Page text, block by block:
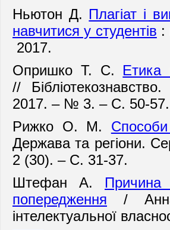
Ньютон Д. Плагіат і
навчитися у студентів :
2017.
Опришко Т. С. Етика
//
2017. – № 3. – С. 50-57.
Рижко О. М.
Держава та регіони.
2 (30). – С. 31-37.
Штефан А. Причина
попередження /
інтелектуальної